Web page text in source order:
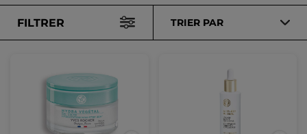
FILTRER TRIER PAR